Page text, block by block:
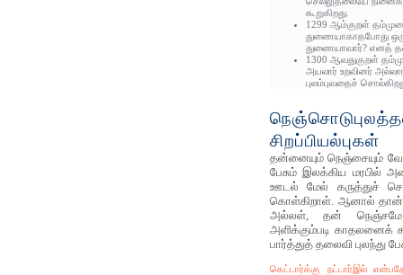
கூறுகிறது.
1299 ஆம்குறள்
துணையாகாதபோது
துணையாவார்? எனத்
1300 ஆவதுகுறள்
அயலார் உறவினர்
புலம்புவதைச்
சிறப்பியல்புகள்
தன்னையும் நெஞ்சையும்
பேசும் இலக்கிய மரபில்
ஊடல் மேல் கருத்துச்
கொள்கிறாள். ஆனால் தான்
அல்லள், தன்
அளிக்கும்படி காதலனைக்
பார்த்துத் தலைவி புலந்து
கெட்டார்க்கு நட்டார்இல்